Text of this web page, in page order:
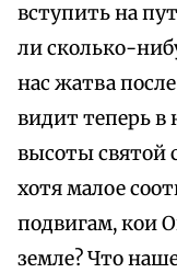
вступить на
ли сколько-
нас жатва
видит теперь в
высоты святой
хотя малое
подвигам, кои
земле? Что